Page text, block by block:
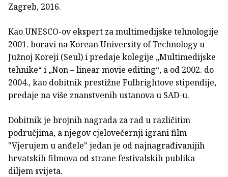
Zagreb, 2016.
Kao UNESCO-ov ekspert za multimedijske tehnologije
2001. boravi na Korean University of Technology u
Južnoj Koreji (Seul) i predaje kolegije „Multimedijske
tehnike“ i „Non – linear movie editing“, a od 2002. do
2004., kao dobitnik prestižne Fulbrightove stipendije,
predaje na više znanstvenih ustanova u SAD-u.
Dobitnik je brojnih nagrada za rad u različitim
područjima, a njegov cjelovečernji igrani film
"Vjerujem u anđele" jedan je od najnagrađivanijih
hrvatskih filmova od strane festivalskih publika
diljem svijeta.